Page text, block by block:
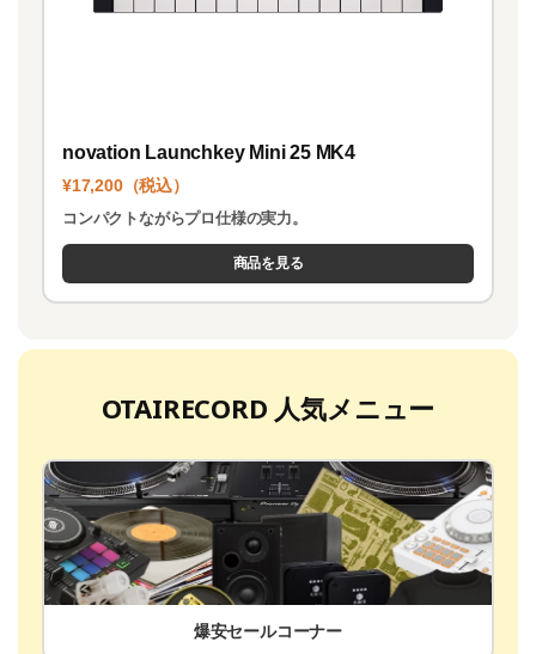
novation Launchkey Mini 25 MK4
¥17,200（税込）
コンパクトながらプロ仕様の実力。
商品を見る
OTAIRECORD 人気メニュー
爆安セールコーナー